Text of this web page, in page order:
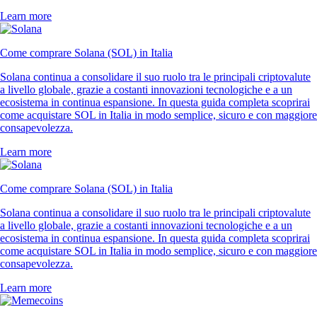
Learn more
Come comprare Solana (SOL) in Italia
Solana continua a consolidare il suo ruolo tra le principali criptovalute
a livello globale, grazie a costanti innovazioni tecnologiche e a un
ecosistema in continua espansione. In questa guida completa scoprirai
come acquistare SOL in Italia in modo semplice, sicuro e con maggiore
consapevolezza.
Learn more
Come comprare Solana (SOL) in Italia
Solana continua a consolidare il suo ruolo tra le principali criptovalute
a livello globale, grazie a costanti innovazioni tecnologiche e a un
ecosistema in continua espansione. In questa guida completa scoprirai
come acquistare SOL in Italia in modo semplice, sicuro e con maggiore
consapevolezza.
Learn more